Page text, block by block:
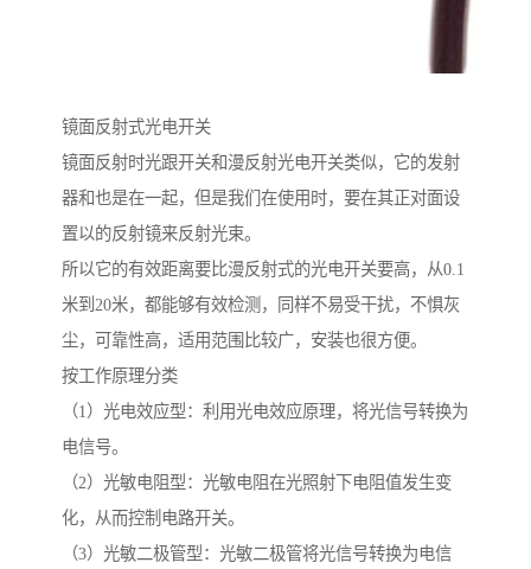
镜面反射式光电开关
镜面反射时光跟开关和漫反射光电开关类似，它的发射
器和也是在一起，但是我们在使用时，要在其正对面设
置以的反射镜来反射光束。
所以它的有效距离要比漫反射式的光电开关要高，从0.1
米到20米，都能够有效检测，同样不易受干扰，不惧灰
尘，可靠性高，适用范围比较广，安装也很方便。
按工作原理分类
（1）光电效应型：利用光电效应原理，将光信号转换为
电信号。
（2）光敏电阻型：光敏电阻在光照射下电阻值发生变
化，从而控制电路开关。
（3）光敏二极管型：光敏二极管将光信号转换为电信